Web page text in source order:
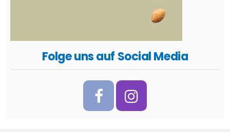
Folge uns auf Social Media